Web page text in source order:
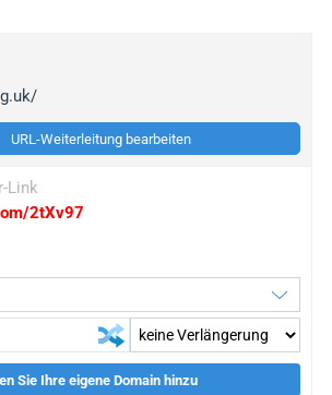
URL-Weiterleitung bearbeiten
Link
2tXv97
Sie Ihre eigene Domain hinzu